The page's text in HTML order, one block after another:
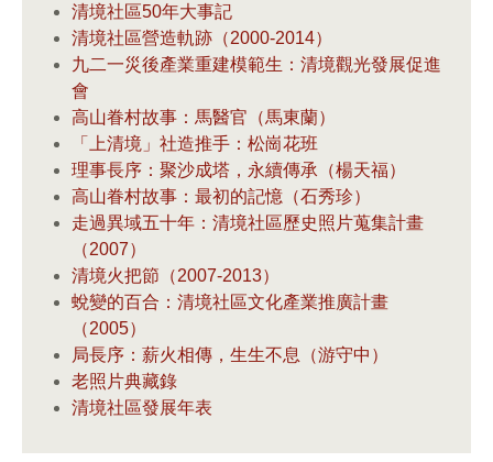
清境社區50年大事記
清境社區營造軌跡（2000-2014）
九二一災後產業重建模範生：清境觀光發展促進
會
高山眷村故事：馬醫官（馬東蘭）
「上清境」社造推手：松崗花班
理事長序：聚沙成塔，永續傳承（楊天福）
高山眷村故事：最初的記憶（石秀珍）
走過異域五十年：清境社區歷史照片蒐集計畫
（2007）
清境火把節（2007-2013）
蛻變的百合：清境社區文化產業推廣計畫
（2005）
局長序：薪火相傳，生生不息（游守中）
老照片典藏錄
清境社區發展年表